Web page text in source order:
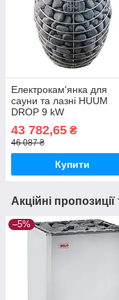
Електрокам'янка для
сауни та лазні HUUM
DROP 9 kW
43 782,65 ₴
46 087 ₴
Купити
Акційні
–5%